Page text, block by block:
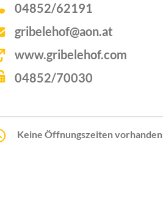
04852/62191
gribelehof@aon.at
www.gribelehof.com
04852/70030
Keine Öffnungszeiten vorhanden